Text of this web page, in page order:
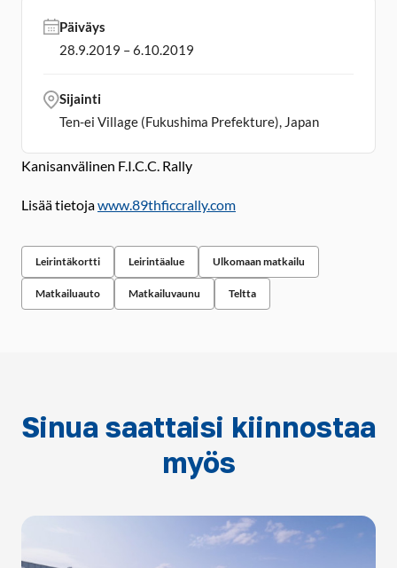
Kanisanvälinen F.I.C.C. Rally
Lisää tietojawww.89thficcrally.com
Leirintäkortti Leirintäalue Ulkomaan matkailu
Matkailuauto Matkailuvaunu Teltta
Päiväys
28.9.2019 – 6.10.2019
Sijainti
Ten-ei Village (Fukushima Prefekture), Japan
Sinua saattaisi kiinnostaa
myös